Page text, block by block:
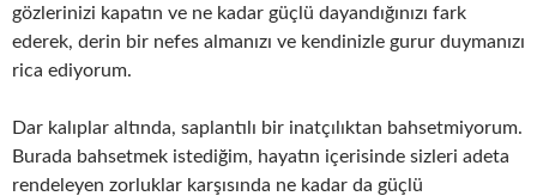
gözlerinizi kapatın ve ne kadar güçlü dayandığınızı fark
ederek, derin bir nefes almanızı ve kendinizle gurur duymanızı
rica ediyorum.
Dar kalıplar altında, saplantılı bir inatçılıktan bahsetmiyorum.
Burada bahsetmek istediğim, hayatın içerisinde sizleri adeta
rendeleyen zorluklar karşısında ne kadar da güçlü